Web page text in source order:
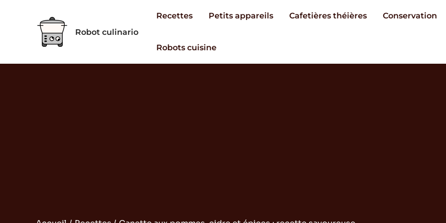
Robot culinario
Recettes Petits appareils Cafetières théières Conservation
Robots cuisine